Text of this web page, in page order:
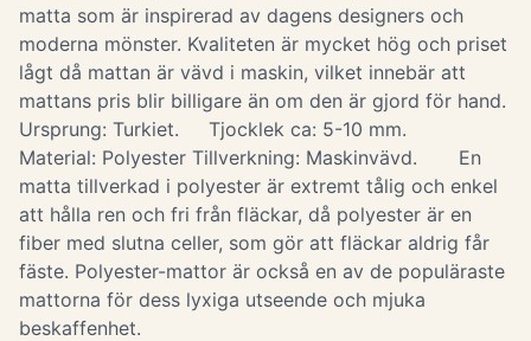
matta som är inspirerad av dagens designers och
moderna mönster. Kvaliteten är mycket hög och priset
lågt då mattan är vävd i maskin, vilket innebär att
mattans pris blir billigare än om den är gjord för hand.
Ursprung: Turkiet. Tjocklek ca: 5-10 mm.
Material: Polyester Tillverkning: Maskinvävd. En
matta tillverkad i polyester är extremt tålig och enkel
att hålla ren och fri från fläckar, då polyester är en
fiber med slutna celler, som gör att fläckar aldrig får
fäste. Polyester-mattor är också en av de populäraste
mattorna för dess lyxiga utseende och mjuka
beskaffenhet.